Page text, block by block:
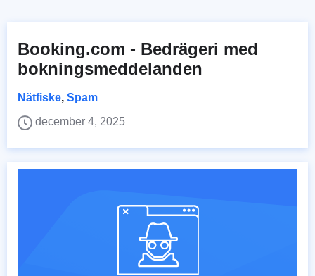
Booking.com - Bedrägeri med
bokningsmeddelanden
Nätfiske, Spam
december 4, 2025